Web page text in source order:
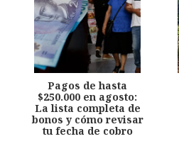
Pagos de hasta
$250.000 en agosto:
La lista completa de
bonos y cómo revisar
tu fecha de cobro